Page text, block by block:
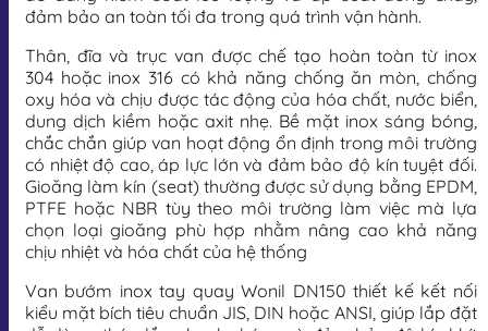
đảm bảo an toàn tối đa trong quá trình vận hành.
Thân, đĩa và trục van được chế tạo hoàn toàn từ inox
304 hoặc inox 316 có khả năng chống ăn mòn, chống
oxy hóa và chịu được tác động của hóa chất, nước biển,
dung dịch kiềm hoặc axit nhẹ. Bề mặt inox sáng bóng,
chắc chắn giúp van hoạt động ổn định trong môi trường
có nhiệt độ cao, áp lực lớn và đảm bảo độ kín tuyệt đối.
Gioăng làm kín (seat) thường được sử dụng bằng EPDM,
PTFE hoặc NBR tùy theo môi trường làm việc mà lựa
chọn loại gioăng phù hợp nhằm nâng cao khả năng
chịu nhiệt và hóa chất của hệ thống
Van bướm inox tay quay Wonil DN150 thiết kế kết nối
kiểu mặt bích tiêu chuẩn JIS, DIN hoặc ANSI, giúp lắp đặt